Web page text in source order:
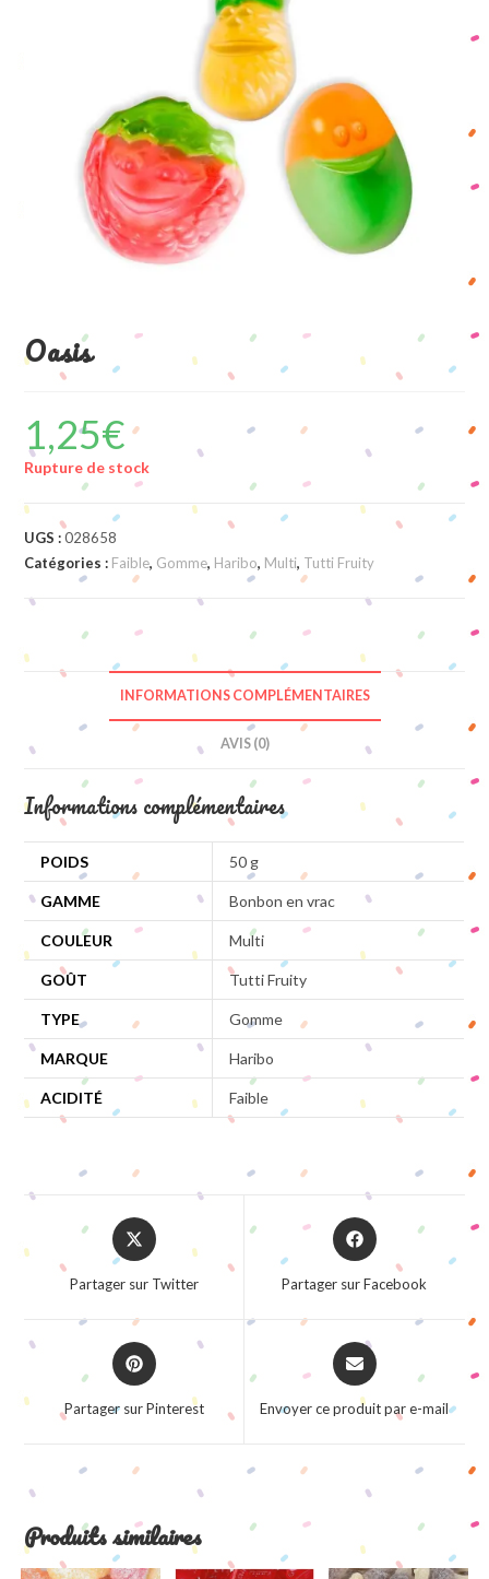
Oasis
1,25€
Rupture de stock
UGS :028658
Catégories : Faible, Gomme, Haribo, Multi, Tutti Fruity
INFORMATIONS COMPLÉMENTAIRES
AVIS (0)
Informations complémentaires
POIDS 50 g
GAMME Bonbon en vrac
COULEUR Multi
GOÛT Tutti Fruity
TYPE Gomme
MARQUE Haribo
ACIDITÉ Faible
Opens
in
new
window
Partager sur Twitter
Opens
in
Partager sur Facebook
Opens
in
Partager sur Pinterest
Opens
in
new
Envoyer ce produit par e-mail
Produits similaires